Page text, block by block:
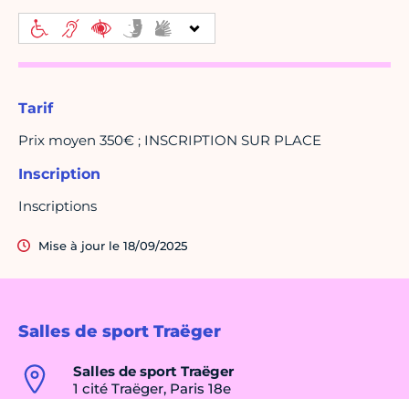
Salles de sport Traëger
Salles de sport Traëger
1 cité Traëger, Paris 18e
Tarif
Prix moyen 350€ ; INSCRIPTION SUR PLACE
Inscription
Inscriptions
Mise à jour le 18/09/2025